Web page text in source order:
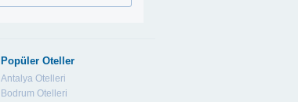
Popüler Oteller
Antalya Otelleri
Bodrum Otelleri